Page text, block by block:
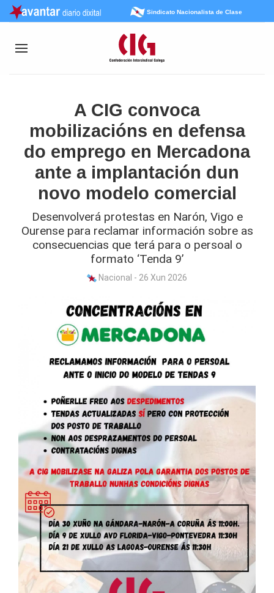
Sindicato Nacionalista de Clase
A CIG convoca
mobilizacións en defensa
do emprego en Mercadona
ante a implantación dun
novo modelo comercial
Desenvolverá protestas en Narón, Vigo e
Ourense para reclamar información sobre as
consecuencias que terá para o persoal o
formato ‘Tenda 9’
Nacional - 26 Xun 2026